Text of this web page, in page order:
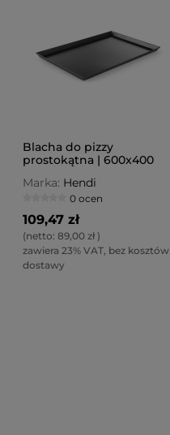
Blacha do pizzy
prostokątna | 600x400
Marka: Hendi
0 ocen
109,47 zł
(netto: 89,00 zł)
zawiera 23% VAT, bez kosztów
dostawy